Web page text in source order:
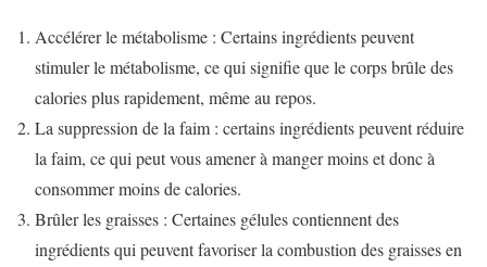
Accélérer le métabolisme : Certains ingrédients peuvent
stimuler le métabolisme, ce qui signifie que le corps brûle des
calories plus rapidement, même au repos.
La suppression de la faim : certains ingrédients peuvent réduire
la faim, ce qui peut vous amener à manger moins et donc à
consommer moins de calories.
Brûler les graisses : Certaines gélules contiennent des
ingrédients qui peuvent favoriser la combustion des graisses en